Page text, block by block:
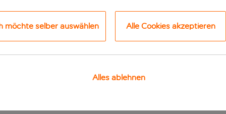
Familie an der
eines großen Resortkomplexes in Rabac und bietet
gesäumte Küste und eine hübsche Strandpromenade.
mit gepflasterten Gassen, Galerien und
möchte selber auswählen Alle Cookies akzeptieren
Alles ablehnen